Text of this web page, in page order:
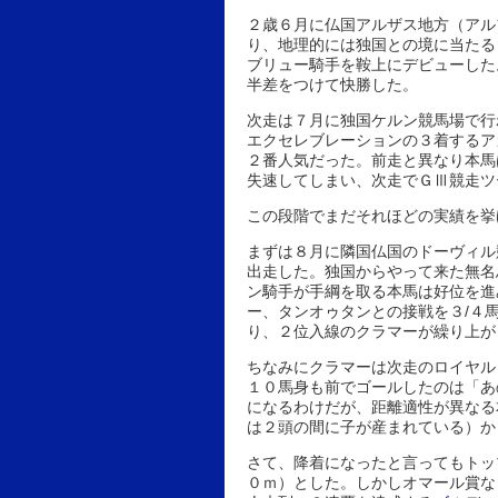
２歳６月に仏国アルザス地方（ア
り、地理的には独国との境に当た
ブリュー騎手を鞍上にデビューし
半差をつけて快勝した。
次走は７月に独国ケルン競馬場で
エクセレブレーションの３着する
２番人気だった。前走と異なり本
失速してしまい、次走でＧⅢ競走
この段階でまだそれほどの実績を
まずは８月に隣国仏国のドーヴィ
出走した。独国からやって来た無
ン騎手が手綱を取る本馬は好位を
ー、タンオゥタンとの接戦を３/４
り、２位入線のクラマーが繰り上
ちなみにクラマーは次走のロイヤ
１０馬身も前でゴールしたのは「
になるわけだが、距離適性が異な
は２頭の間に子が産まれている）
さて、降着になったと言ってもト
０ｍ）とした。しかしオマール賞